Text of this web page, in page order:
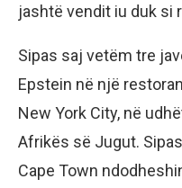
jashtë vendit iu duk si
Sipas saj vetëm tre
Epstein në një
New York City, në
Afrikës së Jugut.
Cape Town